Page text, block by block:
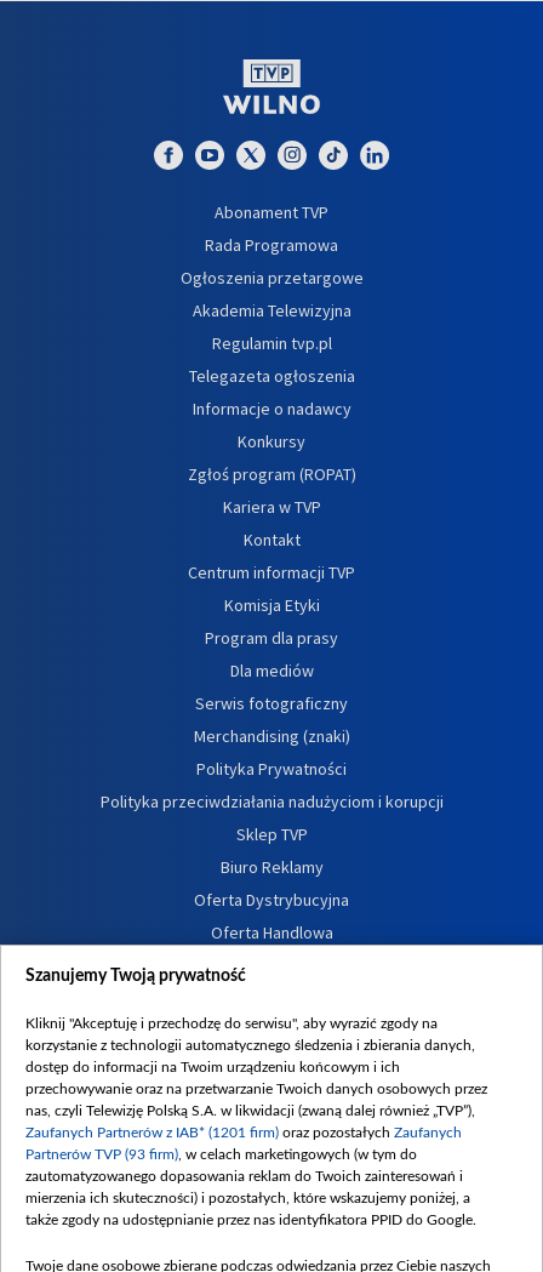
Abonament TVP
Rada Programowa
Ogłoszenia przetargowe
Akademia Telewizyjna
Regulamin tvp.pl
Telegazeta ogłoszenia
Informacje o nadawcy
Konkursy
Zgłoś program (ROPAT)
Kariera w TVP
Kontakt
Centrum informacji TVP
Komisja Etyki
Program dla prasy
Dla mediów
Serwis fotograficzny
Merchandising (znaki)
Polityka Prywatności
Polityka przeciwdziałania nadużyciom i korupcji
Sklep TVP
Biuro Reklamy
Oferta Dystrybucyjna
Oferta Handlowa
Dostępność
Procedura zgłoszeń wewnętrznych
Szanujemy Twoją prywatność
Kliknij "Akceptuję i przechodzę do serwisu", aby wyrazić zgody na
korzystanie z technologii automatycznego śledzenia i zbierania danych,
dostęp do informacji na Twoim urządzeniu końcowym i ich
przechowywanie oraz na przetwarzanie Twoich danych osobowych przez
nas, czyli Telewizję Polską S.A. w likwidacji (zwaną dalej również „TVP”),
Zaufanych Partnerów z IAB* (1201 firm) oraz pozostałych Zaufanych
Partnerów TVP (93 firm) , w celach marketingowych (w tym do
zautomatyzowanego dopasowania reklam do Twoich zainteresowań i
mierzenia ich skuteczności) i pozostałych, które wskazujemy poniżej, a
także zgody na udostępnianie przez nas identyfikatora PPID do Google.
Twoje dane osobowe zbierane podczas odwiedzania przez Ciebie naszych